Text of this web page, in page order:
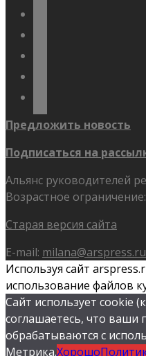
Предложить новость
Подписаться на
Альянс руководителей
Возрастное
Старая версия сайта
E-mail: milana@arspress.ru
Используя сайт
использование файлов
Сайт использует cookie
соглашаетесь, что ваши
обрабатываются с
Метрика.Хорошо